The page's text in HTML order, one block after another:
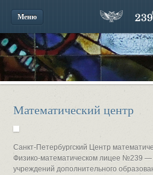
Меню
Математический центр
Санкт-Петербургский Центр
Физико-математическом лицее №239 —
учреждений дополнительного